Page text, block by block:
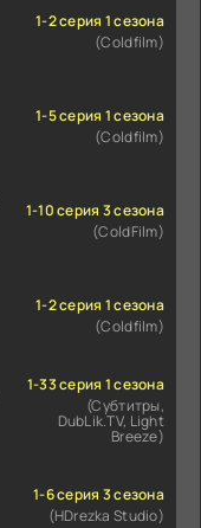
1-2 серия 1 сезона
(Coldfilm)
1-5 серия 1 сезона
(Coldfilm)
1-10 серия 3 сезона
(ColdFilm)
1-2 серия 1 сезона
(Coldfilm)
1-33 серия 1 сезона
(Субтитры,
DubLik.TV, Light
Breeze)
1-6 серия 3 сезона
(HDrezka Studio)